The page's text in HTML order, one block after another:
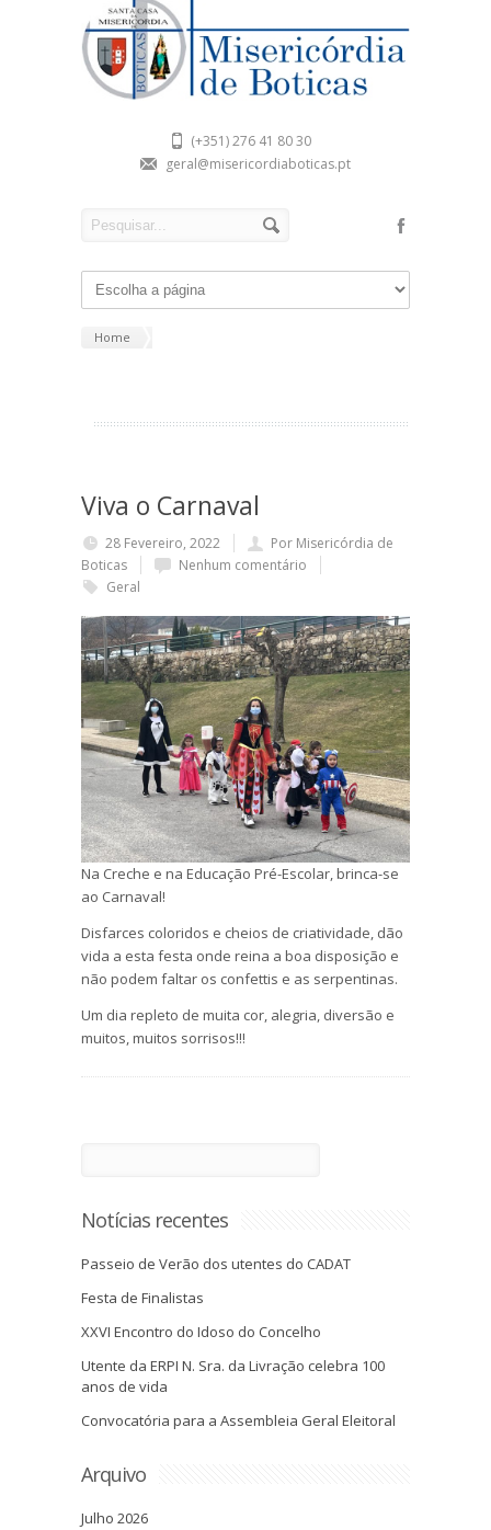
(+351) 276 41 80 30
geral@misericordiaboticas.pt
Home
Viva o Carnaval
28 Fevereiro, 2022
Por Misericórdia de
Boticas
Nenhum comentário
Geral
Na Creche e na Educação Pré-Escolar, brinca-se
ao Carnaval!
Disfarces coloridos e cheios de criatividade, dão
vida a esta festa onde reina a boa disposição e
não podem faltar os confettis e as serpentinas.
Um dia repleto de muita cor, alegria, diversão e
muitos, muitos sorrisos!!!
Notícias recentes
Passeio de Verão dos utentes do CADAT
Festa de Finalistas
XXVI Encontro do Idoso do Concelho
Utente da ERPI N. Sra. da Livração celebra 100
anos de vida
Convocatória para a Assembleia Geral Eleitoral
Arquivo
Julho 2026